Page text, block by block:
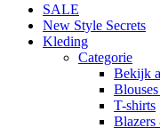
SALE
New Style Secrets
Kleding
Categorie
Bekijk
T-shirts